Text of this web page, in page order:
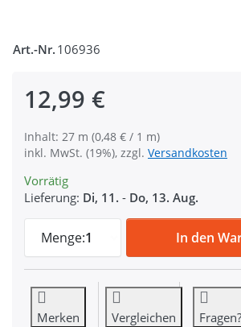
Art.-Nr. 106936
12,99 €
Inhalt: 27 m (0,48 € / 1 m)
inkl. MwSt. (19%), zzgl. Versandkosten
Vorrätig
Lieferung: Di, 11. - Do, 13. Aug.
Menge:1
27m Bedrucktes
In den
Merken Vergleichen Fragen?